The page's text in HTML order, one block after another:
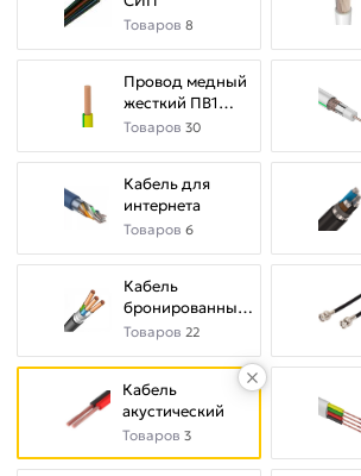
Товаров 8
Провод медный
жесткий ПВ1
(ПуВ)
Товаров 30
Кабель для
интернета
Товаров 6
Кабель
бронированный
медный ВБбШв
Товаров 22
Кабель
акустический
Товаров 3
производства
Россия
Сечение
кабеля
мм²
2.5